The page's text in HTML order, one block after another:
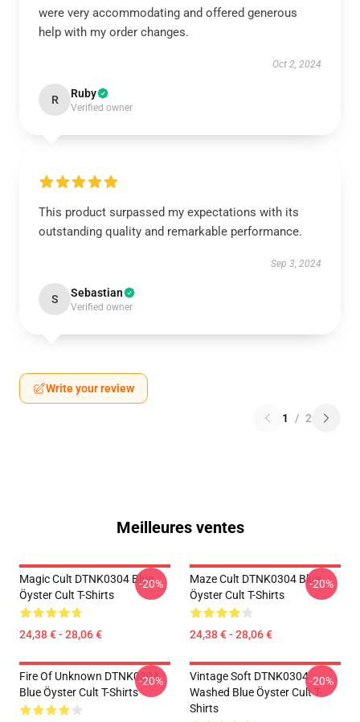
were very accommodating and offered generous
help with my order changes.
Oct 2, 2024
R Ruby
Verified owner
This product surpassed my expectations with its
outstanding quality and remarkable performance.
Sep 3, 2024
S Sebastian
Verified owner
Write your review
1 / 2
Meilleures ventes
Magic Cult DTNK0304 Blue
Öyster Cult T-Shirts
24,38 € - 28,06 €
-20%
Maze Cult DTNK0304 Blue
Öyster Cult T-Shirts
24,38 € - 28,06 €
-20%
Fire Of Unknown DTNK0304
Blue Öyster Cult T-Shirts
-20%
Vintage Soft DTNK0304
Washed Blue Öyster Cult T-
Shirts
-20%